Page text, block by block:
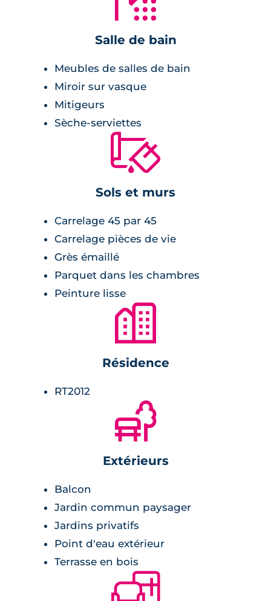
Le parti pris architectural respecte la tradition
du bâti local avec des parements de
Chaque logement dispose d’un espace
extérieur.
Salle de bain
Meubles de salles de bain
Miroir sur vasque
Mitigeurs
Sèche-serviettes
🔨
Sols et murs
Carrelage 45 par 45
Carrelage pièces de vie
Grès émaillé
Parquet dans les chambres
Peinture lisse
🏙
Résidence
RT2012
🌲
Extérieurs
Balcon
Jardin commun paysager
Jardins privatifs
Point d'eau extérieur
Terrasse en bois
🛋